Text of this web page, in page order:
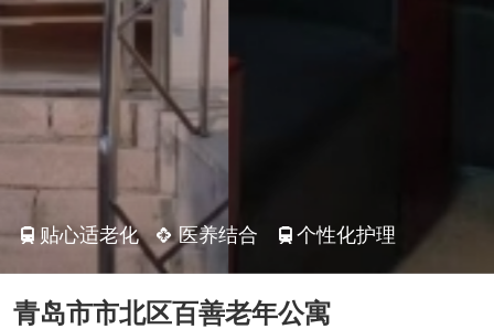
贴心适老化 医养结合 个性化护理
青岛市市北区百善老年公寓